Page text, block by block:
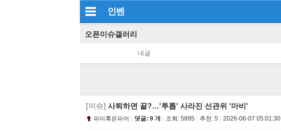
인벤
오픈이슈갤러리
내글
[이슈] 사퇴하면 끝?…'투톱' 사라진 선관위 '마비'
파이혹은파어 댓글: 9 개 조회: 5895 추천: 5 2026-06-07 05:01:30